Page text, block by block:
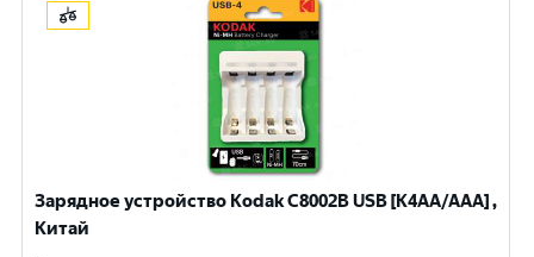
Зарядное устройство Kodak С8002B USB [K4AA/AAA] ,
Китай